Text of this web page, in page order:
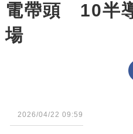
電帶頭 10半
場
2026/04/22 09:59